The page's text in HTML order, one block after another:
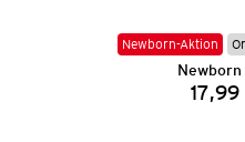
Newborn-Aktion
17,99